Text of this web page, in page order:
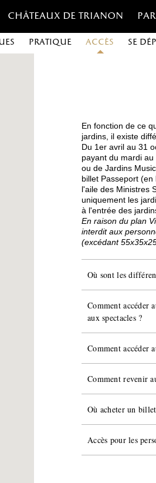
Châteaux de trianon
Pratique Accès Se
En fonction de ce
jardins, il existe
Du 1er avril au 31
payant du mardi
ou de Jardins
billet Passeport
l'aile des Ministres
uniquement les
à l'entrée des
En raison du plan
interdit aux
(excédant
Où sont les
Comment accéder
aux spectacles ?
Comment accéder
Comment revenir
Où acheter un
Accès pour les